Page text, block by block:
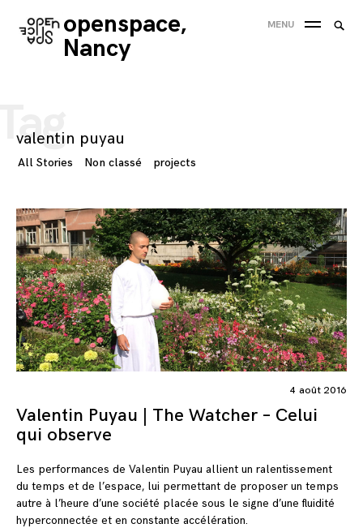
Skip
to
openspace,
Nancy
MENU
valentin puyau
All Stories Non classé projects
4 août 2016
Valentin Puyau | The Watcher – Celui
qui observe
Les performances de Valentin Puyau allient un ralentissement
du temps et de l’espace, lui permettant de proposer un temps
autre à l’heure d’une société placée sous le signe d’une fluidité
hyperconnectée et en constante accélération.